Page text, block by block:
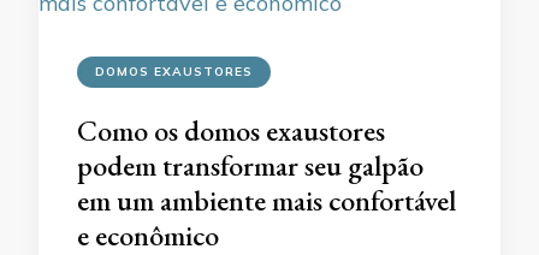
DOMOS EXAUSTORES
Como os domos exaustores
podem transformar seu galpão
em um ambiente mais confortável
e econômico